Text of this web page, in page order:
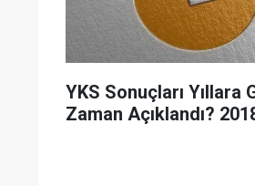
YKS Sonuçları Yıllara
Zaman Açıklandı?